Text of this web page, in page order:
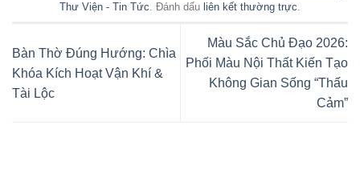
Thư Viện - Tin Tức. Đánh dấu liên kết thường trực.
Bàn Thờ Đúng Hướng: Chìa
Khóa Kích Hoạt Vận Khí &
Tài Lộc
Màu Sắc Chủ Đạo 2026:
Phối Màu Nội Thất Kiến Tạo
Không Gian Sống “Thấu
Cảm”